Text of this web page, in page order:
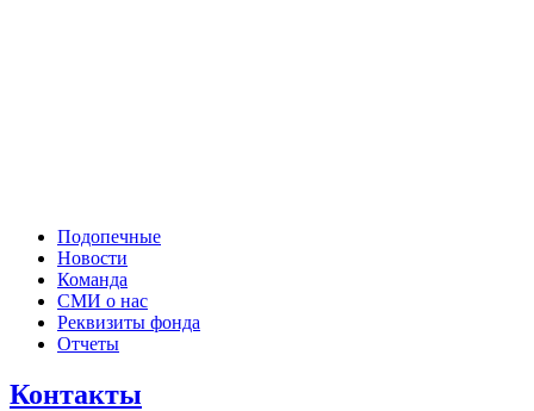
Подопечные
Новости
Команда
СМИ о нас
Реквизиты фонда
Отчеты
Контакты